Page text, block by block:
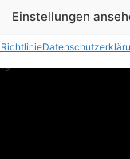
Einstellungen